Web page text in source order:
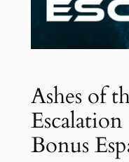
Ashes of
Bonus